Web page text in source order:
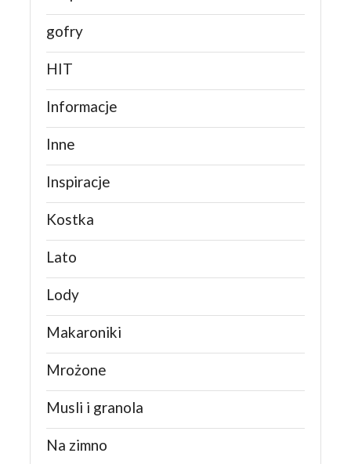
gofry
HIT
Informacje
Inne
Inspiracje
Kostka
Lato
Lody
Makaroniki
Mrożone
Musli i granola
Na zimno